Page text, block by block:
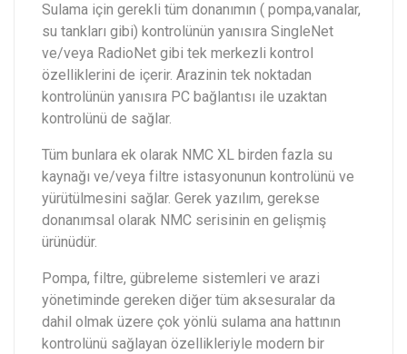
Sulama için gerekli tüm donanımın ( pompa,vanalar,
su tankları gibi) kontrolünün yanısıra SingleNet
ve/veya RadioNet gibi tek merkezli kontrol
özelliklerini de içerir. Arazinin tek noktadan
kontrolünün yanısıra PC bağlantısı ile uzaktan
kontrolünü de sağlar.
Tüm bunlara ek olarak NMC XL birden fazla su
kaynağı ve/veya filtre istasyonunun kontrolünü ve
yürütülmesini sağlar. Gerek yazılım, gerekse
donanımsal olarak NMC serisinin en gelişmiş
ürünüdür.
Pompa, filtre, gübreleme sistemleri ve arazi
yönetiminde gereken diğer tüm aksesuralar da
dahil olmak üzere çok yönlü sulama ana hattının
kontrolünü sağlayan özellikleriyle modern bir